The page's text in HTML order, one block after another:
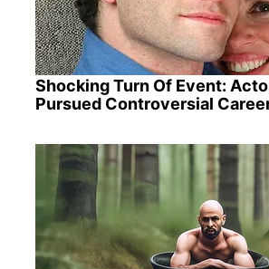
Shocking Turn Of Event:
Pursued Controversial